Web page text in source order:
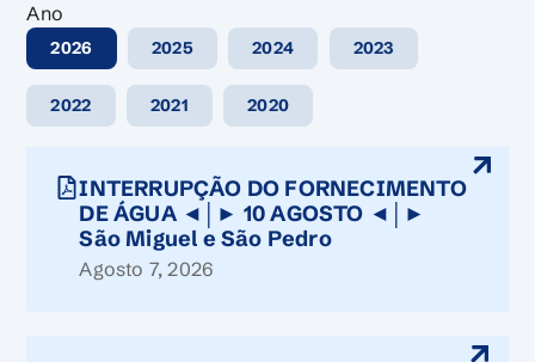
Ano
2026 2025 2024 2023
2022 2021
2020
INTERRUPÇÃO DO FORNECIMENTO
DE ÁGUA ◄│► 10 AGOSTO ◄│►
São Miguel e São Pedro
Agosto 7, 2026